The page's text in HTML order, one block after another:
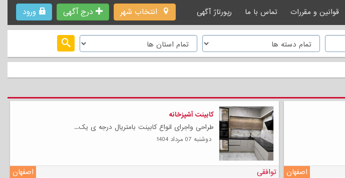
انتخاب شهر درج آگهی ورود قوانین و مقررات تماس با ما رپورتاژ آگهی
اصفهان
کابینت آشپزخانه
طراحی واجرای انواع کابینت بامتریال درجه ی یک...
دوشنبه 07 مرداد 1404
اصفهان توافقی